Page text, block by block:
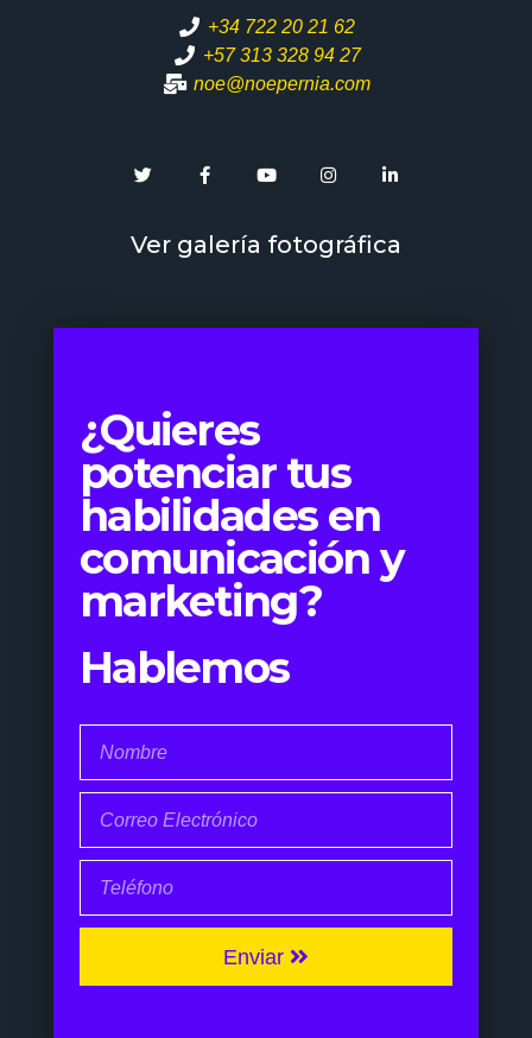
+34 722 20 21 62
+57 313 328 94 27
noe@noepernia.com
Ver galería fotográfica
¿Quieres
potenciar tus
habilidades en
comunicación y
marketing?
Hablemos
Enviar